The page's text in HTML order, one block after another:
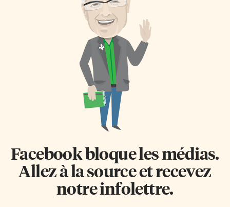
Facebook bloque les médias.
Allez à la source et recevez
notre infolettre.